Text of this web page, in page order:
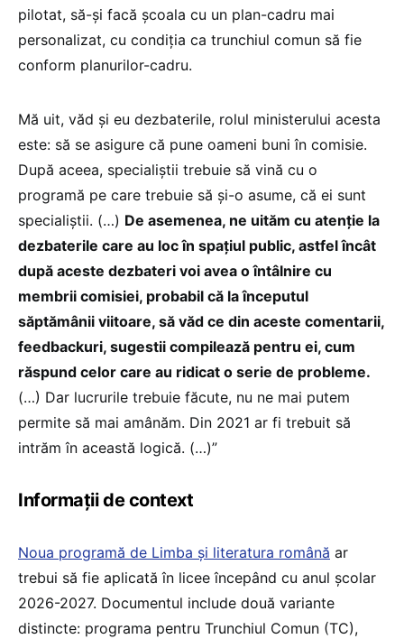
pilotat, să-și facă școala cu un plan-cadru mai
personalizat, cu condiția ca trunchiul comun să fie
conform planurilor-cadru.
Mă uit, văd și eu dezbaterile, rolul ministerului acesta
este: să se asigure că pune oameni buni în comisie.
După aceea, specialiștii trebuie să vină cu o
programă pe care trebuie să și-o asume, că ei sunt
specialiștii. (…) De asemenea, ne uităm cu atenție la
dezbaterile care au loc în spațiul public, astfel încât
după aceste dezbateri voi avea o întâlnire cu
membrii comisiei, probabil că la începutul
săptămânii viitoare, să văd ce din aceste comentarii,
feedbackuri, sugestii compilează pentru ei, cum
răspund celor care au ridicat o serie de probleme.
(…) Dar lucrurile trebuie făcute, nu ne mai putem
permite să mai amânăm. Din 2021 ar fi trebuit să
intrăm în această logică. (…)”
Informații de context
Noua programă de Limba și literatura română ar
trebui să fie aplicată în licee începând cu anul școlar
2026-2027. Documentul include două variante
distincte: programa pentru Trunchiul Comun (TC),